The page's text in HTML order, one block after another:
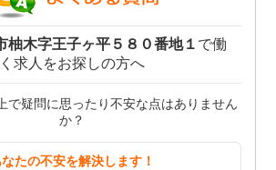
柚木字王子ヶ平５８０番地１ で働
く求人をお探しの方へ
で疑問に思ったり不安な点はありません
か？
たの不安を解決します！